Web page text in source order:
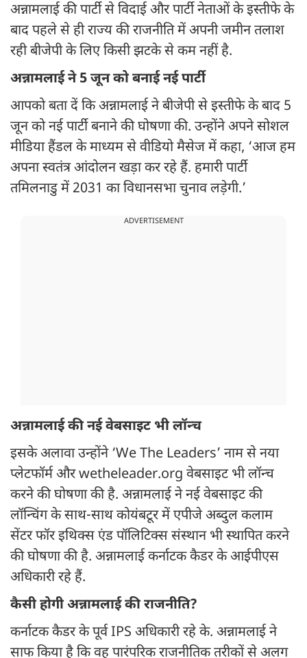
अन्नामलाई की पार्टी से विदाई और पार्टी नेताओं के इस्तीफे के
बाद पहले से ही राज्य की राजनीति में अपनी जमीन तलाश
रही बीजेपी के लिए किसी झटके से कम नहीं है.
अन्नामलाई ने 5 जून को बनाई नई पार्टी
आपको बता दें कि अन्नामलाई ने बीजेपी से इस्तीफे के बाद 5
जून को नई पार्टी बनाने की घोषणा की. उन्होंने अपने सोशल
मीडिया हैंडल के माध्यम से वीडियो मैसेज में कहा, ‘आज हम
अपना स्वतंत्र आंदोलन खड़ा कर रहे हैं. हमारी पार्टी
तमिलनाडु में 2031 का विधानसभा चुनाव लड़ेगी.’
ADVERTISEMENT
अन्नामलाई की नई वेबसाइट भी लॉन्च
इसके अलावा उन्होंने ‘We The Leaders’ नाम से नया
प्लेटफॉर्म और wetheleader.org वेबसाइट भी लॉन्च
करने की घोषणा की है. अन्नामलाई ने नई वेबसाइट की
लॉन्चिंग के साथ-साथ कोयंबटूर में एपीजे अब्दुल कलाम
सेंटर फॉर इथि​क्स एंड पॉलिटिक्स संस्थान भी स्थापित करने
की घोषणा की है. अन्नामलाई कर्नाटक कैडर के आईपीएस
अधिकारी रहे हैं.
कैसी होगी अन्नामलाई की राजनीति?
कर्नाटक कैडर के पूर्व IPS अधिकारी रहे के. अन्नामलाई ने
साफ किया है कि वह पारंपरिक राजनीतिक तरीकों से अलग